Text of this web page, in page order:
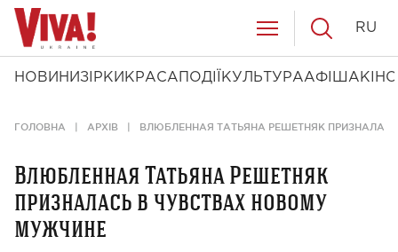
НОВИНИ ЗІРКИ КРАСА ПОДІЇ КУЛЬТУРААФІША КІНО
RU
ГОЛОВНА АРХІВ ВЛЮБЛЕННАЯ ТАТЬЯНА РЕШЕТНЯК
Влюбленная Татьяна Решетняк
призналась в чувствах новому
мужчине